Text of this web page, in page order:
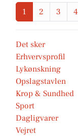
1 2 3 4
Det sker
Erhvervsprofil
Lykønskning
Opslagstavlen
Krop & Sundhed
Sport
Dagligvarer
Vejret